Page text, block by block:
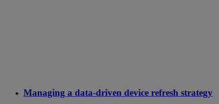
Managing a data-driven device refresh strategy